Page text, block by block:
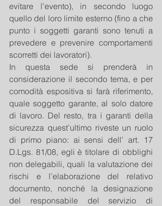
evitare l’evento), in secondo luogo
quello del loro limite esterno (fino a che
punto i soggetti garanti sono tenuti a
prevedere e prevenire comportamenti
scorretti dei lavoratori).
In questa sede si prenderà in
considerazione il secondo tema, e per
comodità espositiva si farà riferimento,
quale soggetto garante, al solo datore
di lavoro. Del resto, tra i garanti della
sicurezza quest’ultimo riveste un ruolo
di primo piano: ai sensi dell’ art. 17
D.Lgs. 81/08, egli è titolare di obblighi
non delegabili, quali la valutazione dei
rischi e l’elaborazione del relativo
documento, nonché la designazione
del responsabile del servizio di